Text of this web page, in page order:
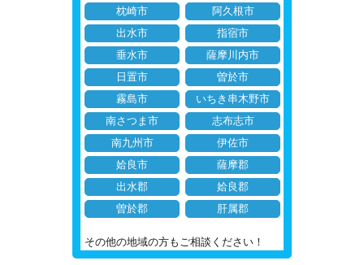
枕崎市
阿久根市
出水市
指宿市
垂水市
薩摩川内市
日置市
曽於市
霧島市
いちき串木野市
南さつま市
志布志市
南九州市
伊佐市
姶良市
薩摩郡
出水郡
姶良郡
曽於郡
肝属郡
その他の地域の方もご相談ください！